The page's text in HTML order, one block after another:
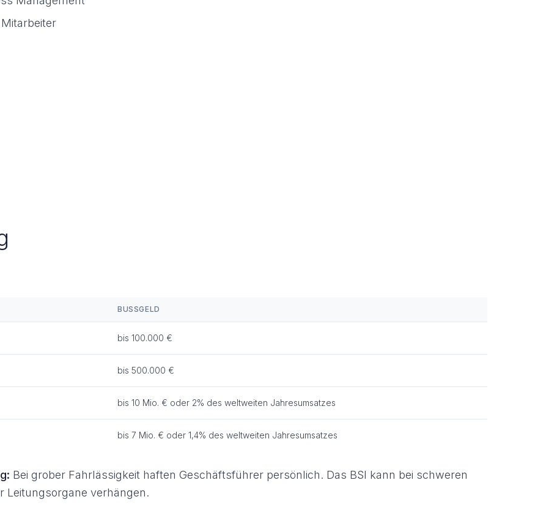
BUSSGELD
bis 100.000 €
bis 500.000 €
bis 10 Mio. € oder 2% des weltweiten Jahresumsatzes
bis 7 Mio. € oder 1,4% des weltweiten Jahresumsatzes
Bei grober Fahrlässigkeit haften Geschäftsführer persönlich. Das BSI kann bei schweren
Leitungsorgane verhängen.